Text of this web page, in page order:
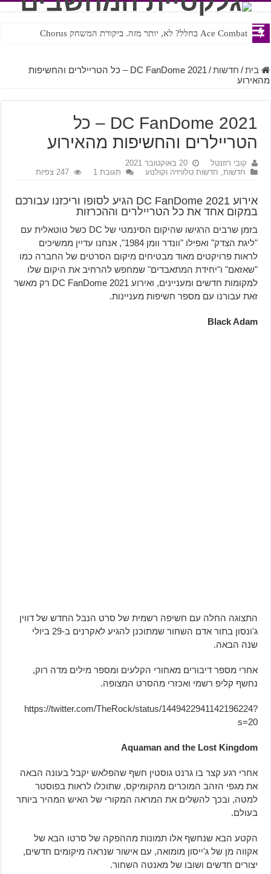
Ace Combat בחלל? לא, יותר מזה. ביקורת המשחק Chorus
Steven Universe והשירים שתורגמו בצורה נוראית לעברית
בית / חדשות /
DC FanDome 2021 – כל הטריילרים והחשיפות
מהאירוע
DC FanDome 2021 – כל
הטריילרים והחשיפות מהאירוע
קובי רוזנטל
20 באוקטובר 2021
חדשות, חדשות טלוויזיה וקולנוע תגובת 1 247 צפיות
אירוע DC FanDome 2021 הגיע לסופו וריכזנו עבורכם
במקום אחד את כל הטריילרים וההכרזות
בזמן שרבים הרגישו שהיקום הסינמטי של DC כשל טוטאלית עם
"ליגת הצדק" ואפילו "וונדר וומן 1984", אנחנו עדיין ממשיכים
לראות פרויקטים מאוד מבטיחים מיקום הסרטים של החברה כמו
"שאזאם" ו"יחידת המתאבדים" שמחפש להרחיב את היקום שלו
למקומות חדשים ומעניינים, ואירוע DC FanDome 2021 רק מאשר
זאת עבורנו עם מספר חשיפות מעניינות.
Black Adam
התצוגה החלה עם חשיפה רשמית של סרט הנבל החדש של דווין
ג'ונסון בתור אדם השחור שמתוכנן להגיע לאקרנים ב-29 ביולי
שנה הבאה.
אחרי מספר דיבורים מאחורי הקלעים ומספר מילים מדה רוק,
נחשף קליפ רשמי ואכזרי מהסרט המצופה.
https://twitter.com/TheRock/status/1449422941142196224?
s=20
Aquaman and the Lost Kingdom
אחרי רגע קצר בו גרנט גוסטין חשף שהפלאש יקבל בעונה הבאה
את מגפי הזהב המוכרים מהקומיקס, שתוכלו לראות בפוסטר
למטה, ובכך להשלים את המראה המקורי של האיש המהיר ביותר
בעולם.
הקטע הבא שנחשף אלו תמונות מההפקה של סרטו הבא של
אקווה מן של ג'ייסון מומואה, עם אישור שנראה מיקומים חדשים,
יצורים חדשים ושובו של מאנטה השחור.